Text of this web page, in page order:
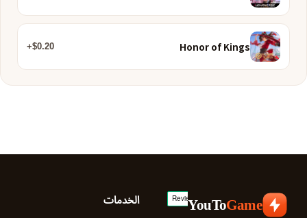
Honor of Kings
$0.20+
YouToGame الخدمات